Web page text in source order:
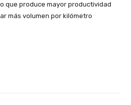
que produce mayor productividad
más volumen por kilómetro